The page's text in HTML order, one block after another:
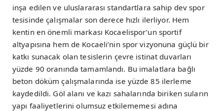
inşa edilen ve uluslararası standartlara sahip dev spor
tesisinde çalışmalar son derece hızlı ilerliyor. Hem
kentin en önemli markası Kocaelispor’un sportif
altyapısına hem de Kocaeli’nin spor vizyonuna güçlü bir
katkı sunacak olan tesislerin çevre istinat duvarları
yüzde 90 oranında tamamlandı. Bu imalatlara bağlı
beton döküm çalışmalarında ise yüzde 85 ilerleme
kaydedildi. Göl alanı ve kazı sahalarında biriken suların
yapı faaliyetlerini olumsuz etkilememesi adına